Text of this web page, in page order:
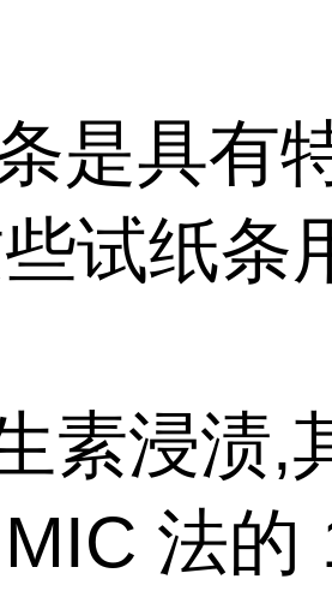
是具有
试纸条
素浸渍,
法的